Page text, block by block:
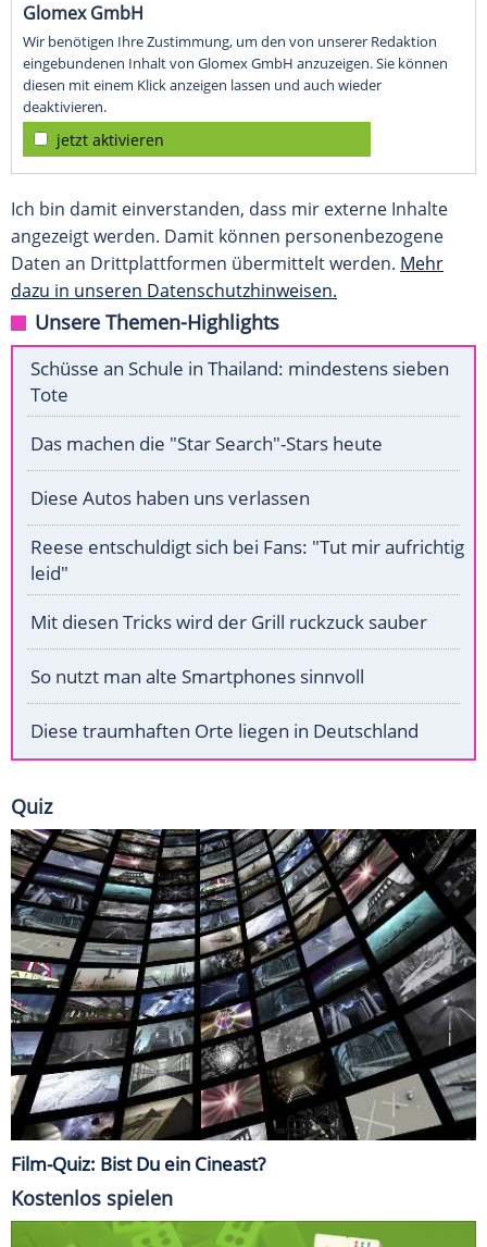
Glomex GmbH
Wir benötigen Ihre Zustimmung, um den von unserer Redaktion
eingebundenen Inhalt von Glomex GmbH anzuzeigen. Sie können
diesen mit einem Klick anzeigen lassen und auch wieder
deaktivieren.
jetzt aktivieren
Ich bin damit einverstanden, dass mir externe Inhalte
angezeigt werden. Damit können personenbezogene
Daten an Drittplattformen übermittelt werden. Mehr
dazu in unseren Datenschutzhinweisen.
Unsere Themen-Highlights
Schüsse an Schule in Thailand: mindestens sieben
Tote
Das machen die "Star Search"-Stars heute
Diese Autos haben uns verlassen
Reese entschuldigt sich bei Fans: "Tut mir aufrichtig
leid"
Mit diesen Tricks wird der Grill ruckzuck sauber
So nutzt man alte Smartphones sinnvoll
Diese traumhaften Orte liegen in Deutschland
Quiz
Film-Quiz: Bist Du ein Cineast?
Kostenlos spielen